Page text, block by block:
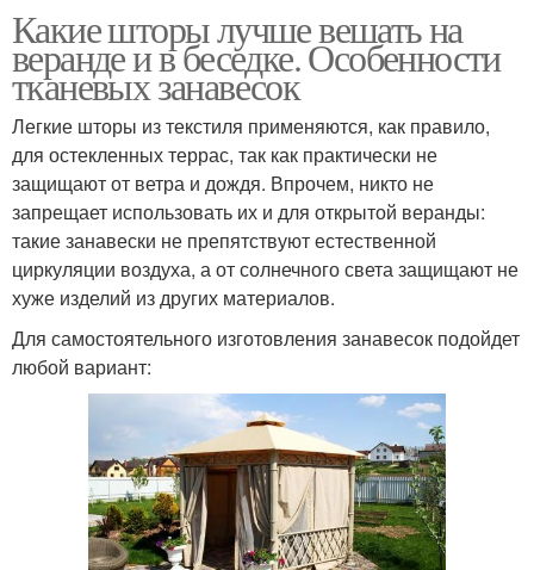
Какие шторы лучше вешать на
веранде и в беседке. Особенности
тканевых занавесок
Легкие шторы из текстиля применяются, как правило,
для остекленных террас, так как практически не
защищают от ветра и дождя. Впрочем, никто не
запрещает использовать их и для открытой веранды:
такие занавески не препятствуют естественной
циркуляции воздуха, а от солнечного света защищают не
хуже изделий из других материалов.
Для самостоятельного изготовления занавесок подойдет
любой вариант: